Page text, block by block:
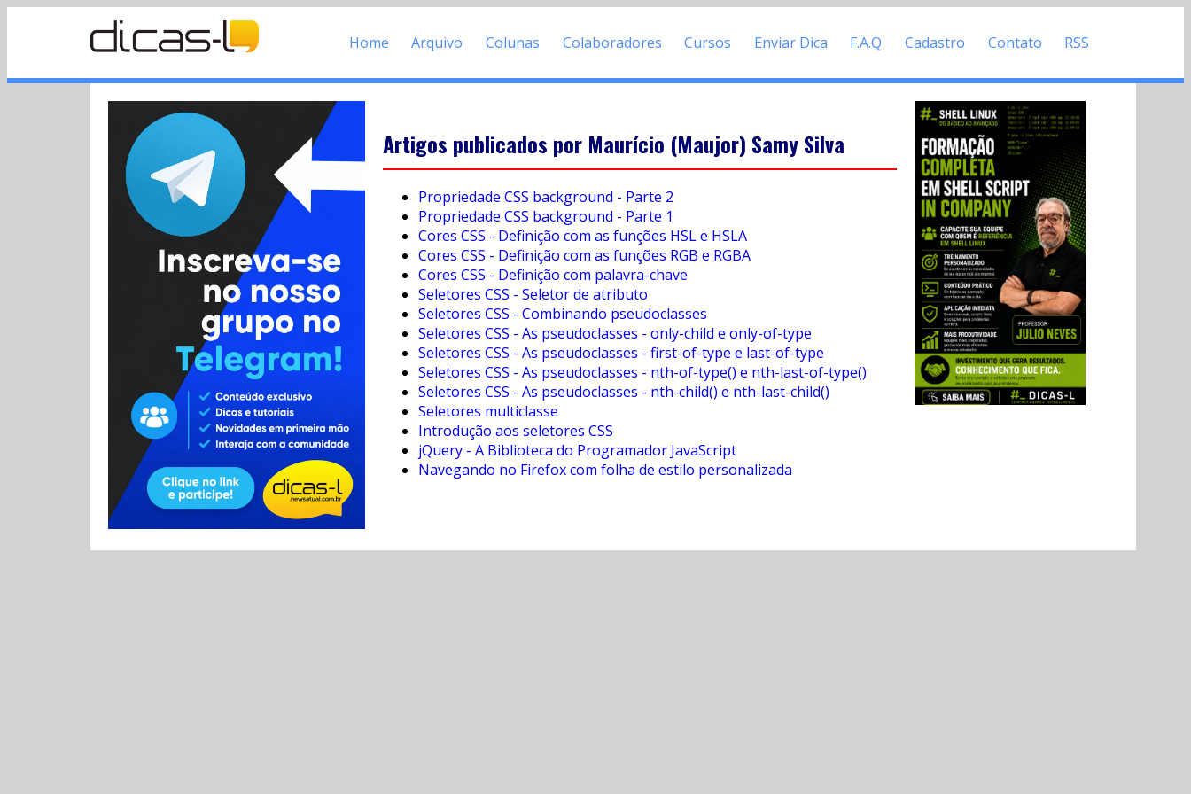
Home Arquivo Colunas Colaboradores Cursos Enviar Dica F.A.Q Cadastro Contato RSS
Artigos publicados por Maurício (Maujor) Samy Silva
Propriedade CSS background - Parte 2
Propriedade CSS background - Parte 1
Cores CSS - Definição com as funções HSL e HSLA
Cores CSS - Definição com as funções RGB e RGBA
Cores CSS - Definição com palavra-chave
Seletores CSS - Seletor de atributo
Seletores CSS - Combinando pseudoclasses
Seletores CSS - As pseudoclasses - only-child e only-of-type
Seletores CSS - As pseudoclasses - first-of-type e last-of-type
Seletores CSS - As pseudoclasses - nth-of-type() e nth-last-of-type()
Seletores CSS - As pseudoclasses - nth-child() e nth-last-child()
Seletores multiclasse
Introdução aos seletores CSS
jQuery - A Biblioteca do Programador JavaScript
Navegando no Firefox com folha de estilo personalizada